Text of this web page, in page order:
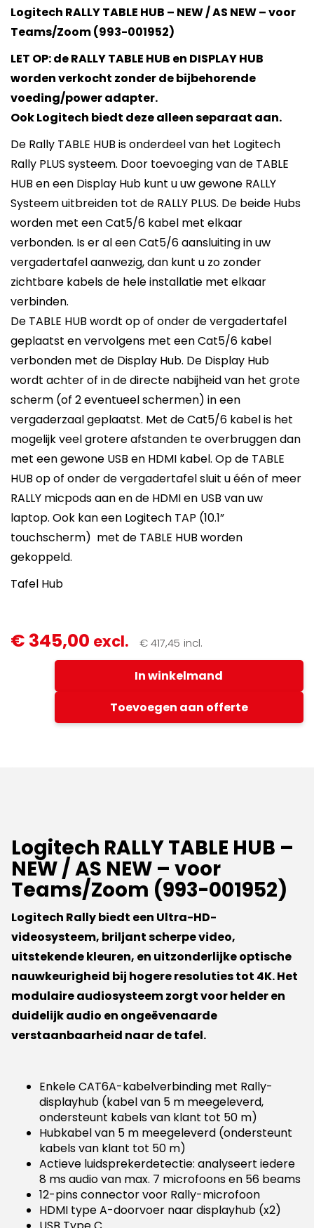
Logitech RALLY TABLE HUB – NEW / AS NEW – voor
Teams/Zoom (993-001952)
LET OP: de RALLY TABLE HUB en DISPLAY HUB
worden verkocht zonder de bijbehorende
voeding/power adapter.
Ook Logitech biedt deze alleen separaat aan.
De Rally TABLE HUB is onderdeel van het Logitech
Rally PLUS systeem. Door toevoeging van de TABLE
HUB en een Display Hub kunt u uw gewone RALLY
Systeem uitbreiden tot de RALLY PLUS. De beide Hubs
worden met een Cat5/6 kabel met elkaar
verbonden. Is er al een Cat5/6 aansluiting in uw
vergadertafel aanwezig, dan kunt u zo zonder
zichtbare kabels de hele installatie met elkaar
verbinden.
De TABLE HUB wordt op of onder de vergadertafel
geplaatst en vervolgens met een Cat5/6 kabel
verbonden met de Display Hub. De Display Hub
wordt achter of in de directe nabijheid van het grote
scherm (of 2 eventueel schermen) in een
vergaderzaal geplaatst. Met de Cat5/6 kabel is het
mogelijk veel grotere afstanden te overbruggen dan
met een gewone USB en HDMI kabel. Op de TABLE
HUB op of onder de vergadertafel sluit u één of meer
RALLY micpods aan en de HDMI en USB van uw
laptop. Ook kan een Logitech TAP (10.1”
touchscherm) met de TABLE HUB worden
gekoppeld.
Tafel Hub
€ 345,00 excl. €417,45 incl.
TABLE
HUB
NEW
In winkelmand
Toevoegen aan offerte
Logitech RALLY TABLE HUB –
NEW / AS NEW – voor
Teams/Zoom (993-001952)
Logitech Rally biedt een Ultra-HD-
videosysteem, briljant scherpe video,
uitstekende kleuren, en uitzonderlijke optische
nauwkeurigheid bij hogere resoluties tot 4K. Het
modulaire audiosysteem zorgt voor helder en
duidelijk audio en ongeëvenaarde
verstaanbaarheid naar de tafel.
Enkele CAT6A-kabelverbinding met Rally-
displayhub (kabel van 5 m meegeleverd,
ondersteunt kabels van klant tot 50 m)
Hubkabel van 5 m meegeleverd (ondersteunt
kabels van klant tot 50 m)
Actieve luidsprekerdetectie: analyseert iedere
8 ms audio van max. 7 microfoons en 56 beams
12-pins connector voor Rally-microfoon
HDMI type A-doorvoer naar displayhub (x2)